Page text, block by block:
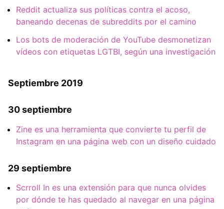
Reddit actualiza sus políticas contra el acoso,
baneando decenas de subreddits por el camino
Los bots de moderación de YouTube desmonetizan
vídeos con etiquetas LGTBI, según una investigación
Septiembre 2019
30 septiembre
Zine es una herramienta que convierte tu perfil de
Instagram en una página web con un diseño cuidado
29 septiembre
Scrroll In es una extensión para que nunca olvides
por dónde te has quedado al navegar en una página